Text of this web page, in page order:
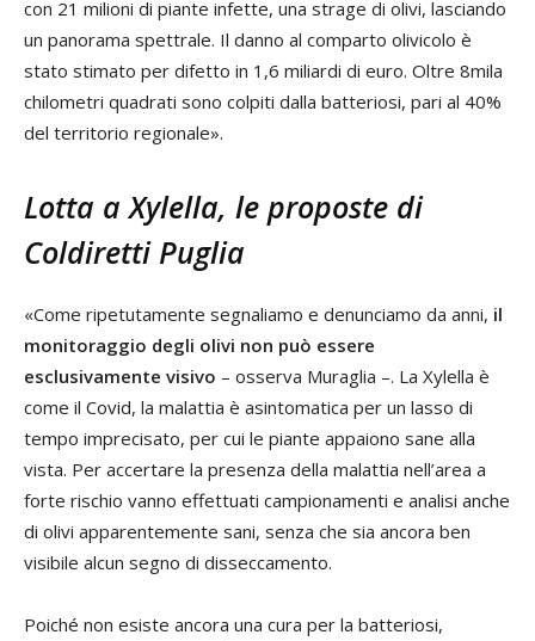
con 21 milioni di piante infette, una strage di olivi, lasciando
un panorama spettrale. Il danno al comparto olivicolo è
stato stimato per difetto in 1,6 miliardi di euro. Oltre 8mila
chilometri quadrati sono colpiti dalla batteriosi, pari al 40%
del territorio regionale».
Lotta a Xylella, le proposte di
Coldiretti Puglia
«Come ripetutamente segnaliamo e denunciamo da anni, il
monitoraggio degli olivi non può essere
esclusivamente visivo – osserva Muraglia –. La Xylella è
come il Covid, la malattia è asintomatica per un lasso di
tempo imprecisato, per cui le piante appaiono sane alla
vista. Per accertare la presenza della malattia nell’area a
forte rischio vanno effettuati campionamenti e analisi anche
di olivi apparentemente sani, senza che sia ancora ben
visibile alcun segno di disseccamento.
Poiché non esiste ancora una cura per la batteriosi,